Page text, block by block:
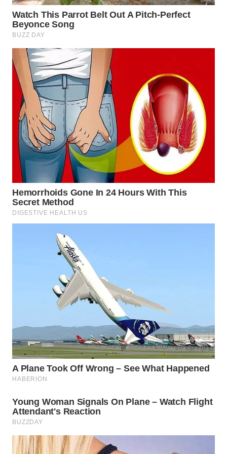
WN
PRIANGAN
TIMUR
WN
SEMARANG
WN
SOLO
WN
BOROBUDUR
MADURA
WN
SURABAYA
WN
MANDALIKA
LIKUPANG
WN
LABUANBAJO
WN
BORNEO